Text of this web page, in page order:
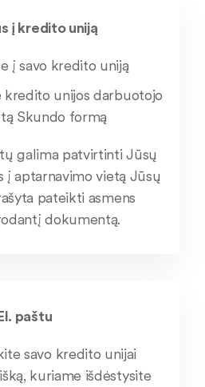
į kredito uniją
į savo kredito uniją
unijos darbuotojo
Skundo formą
galima patvirtinti Jūsų
į aptarnavimo vietą Jūsų
pateikti asmens
dokumentą.
paštu
savo kredito unijai
kuriame išdėstysite